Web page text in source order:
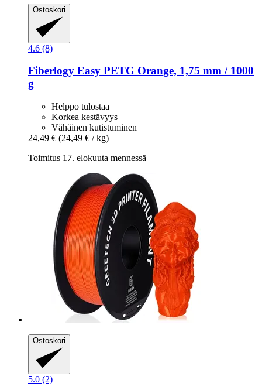
Ostoskori
4.6 (8)
Fiberlogy Easy PETG Orange, 1,75 mm / 1000
g
Helppo tulostaa
Korkea kestävyys
Vähäinen kutistuminen
24,49 € (24,49 € / kg)
Toimitus 17. elokuuta mennessä
Ostoskori
5.0 (2)